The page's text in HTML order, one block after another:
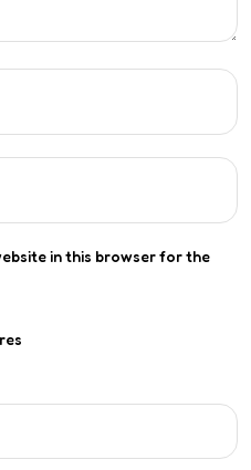
in this browser for the